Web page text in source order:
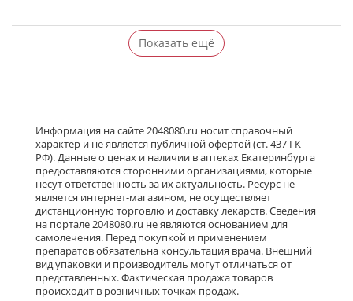
Показать ещё
Информация на сайте 2048080.ru носит справочный
характер и не является публичной офертой (ст. 437 ГК
РФ). Данные о ценах и наличии в аптеках Екатеринбурга
предоставляются сторонними организациями, которые
несут ответственность за их актуальность. Ресурс не
является интернет-магазином, не осуществляет
дистанционную торговлю и доставку лекарств. Сведения
на портале 2048080.ru не являются основанием для
самолечения. Перед покупкой и применением
препаратов обязательна консультация врача. Внешний
вид упаковки и производитель могут отличаться от
представленных. Фактическая продажа товаров
происходит в розничных точках продаж.